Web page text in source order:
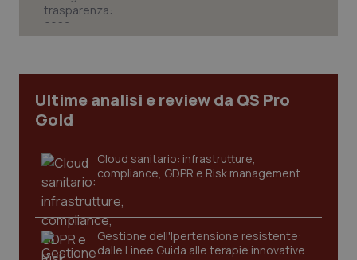
Ultime analisi e review da QS Pro
Gold
Cloud sanitario: infrastrutture,
compliance, GDPR e Risk management
Gestione dell'Ipertensione resistente:
dalle Linee Guida alle terapie innovative
tracking-sites-ironfish-
tracking-enable
www.quotidianosanita.it